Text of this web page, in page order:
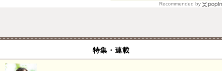
Recommended by
特集・連載